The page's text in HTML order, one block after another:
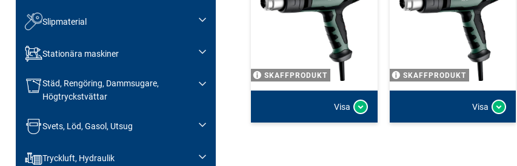
Slipmaterial
Stationära maskiner
Städ, Rengöring, Dammsugare,
Högtryckstvättar
Svets, Löd, Gasol, Utsug
Tryckluft, Hydraulik
SKAFFPRODUKT
Visa
SKAFFPRODUKT
Visa